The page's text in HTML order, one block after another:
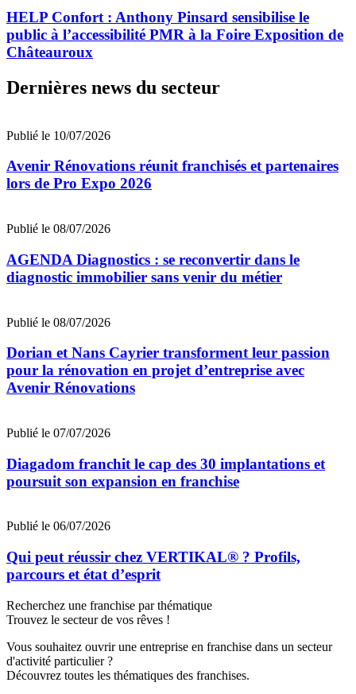
HELP Confort : Anthony Pinsard sensibilise le
public à l’accessibilité PMR à la Foire Exposition de
Châteauroux
Dernières news du secteur
Publié le 10/07/2026
Avenir Rénovations réunit franchisés et partenaires
lors de Pro Expo 2026
Publié le 08/07/2026
AGENDA Diagnostics : se reconvertir dans le
diagnostic immobilier sans venir du métier
Publié le 08/07/2026
Dorian et Nans Cayrier transforment leur passion
pour la rénovation en projet d’entreprise avec
Avenir Rénovations
Publié le 07/07/2026
Diagadom franchit le cap des 30 implantations et
poursuit son expansion en franchise
Publié le 06/07/2026
Qui peut réussir chez VERTIKAL® ? Profils,
parcours et état d’esprit
Recherchez une franchise par thématique
Trouvez le secteur de vos rêves !
Vous souhaitez ouvrir une entreprise en franchise dans un secteur
d'activité particulier ?
Découvrez toutes les thématiques des franchises.